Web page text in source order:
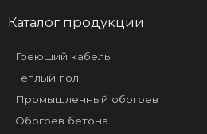
Каталог продукции
Греющий кабель
Теплый пол
Промышленный обогрев
Обогрев бетона